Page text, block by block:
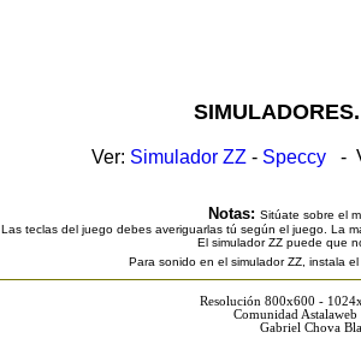
Ver: Simulador ZZ - Speccy -
Notas: Sitúate sobre el
Las teclas del juego debes averiguarlas tú según el juego. La
El simulador ZZ puede que
Para sonido en el simulador ZZ, instala
Resolución 800x600 -
Comunidad
Gabriel Chova